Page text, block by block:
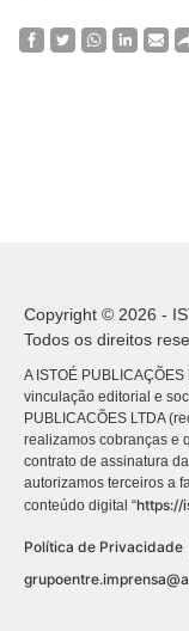
Copyright © 2026 -
Todos os direitos
A ISTOÉ
vinculação editorial e
PUBLICACÕES LTDA
realizamos cobranças e
contrato de assinatura
autorizamos terceiros a
conteúdo digital “https://
Política de Privacidade